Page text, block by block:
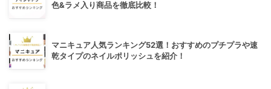
色&ラメ入り商品を徹底比較！
マニキュア人気ランキング52選！おすすめのプチプラや速
乾タイプのネイルポリッシュを紹介！